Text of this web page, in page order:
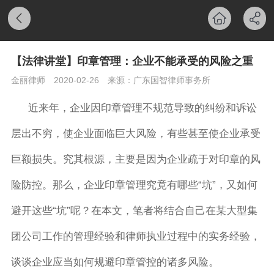
【法律讲堂】印章管理：企业不能承受的风险之重
金丽律师 2020-02-26 来源：广东国智律师事务所
近来年，企业因印章管理不规范导致的纠纷和诉讼
层出不穷，使企业面临巨大风险，有些甚至使企业承受
巨额损失。究其根源，主要是因为企业疏于对印章的风
险防控。那么，企业印章管理究竟有哪些“坑”，又如何
避开这些“坑”呢？在本文，笔者将结合自己在某大型集
团公司工作的管理经验和律师执业过程中的实务经验，
谈谈企业应当如何规避印章管控的诸多风险。